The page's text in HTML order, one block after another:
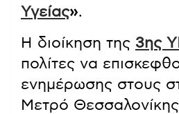
Υγείας».
Η διοίκηση της 3ης
πολίτες να
ενημέρωσης στους
Μετρό